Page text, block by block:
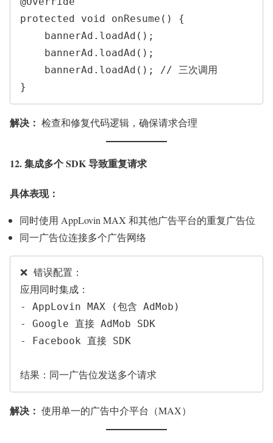
protected void onResume() {
解决： 检查和修复代码逻辑，确保请求合理
12. 集成多个 SDK 导致重复请求
具体表现：
同时使用 AppLovin MAX 和其他广告平台的重复广告位
同一广告位连接多个广告网络
❌ 错误配置：
应用同时集成：
- AppLovin MAX (包含 AdMob)
- Google 直接 AdMob SDK
- Facebook 直接 SDK
解决： 使用单一的广告中介平台（MAX）